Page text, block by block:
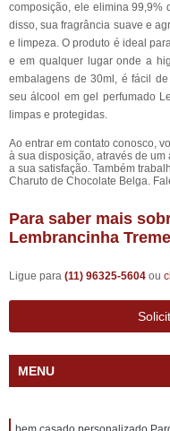
composição, ele elimina 99,9%
disso, sua fragrância suave e
e limpeza. O produto é ideal
e em qualquer lugar onde a
embalagens de 30ml, é fácil
seu álcool em gel perfumado
limpas e protegidas.
Ao entrar em contato conosco,
à sua disposição, através de
a sua satisfação. Também
Charuto de Chocolate Belga.
Para saber mais
Lembrancinha
Ligue para (11) 96325-5604 ou
MENU